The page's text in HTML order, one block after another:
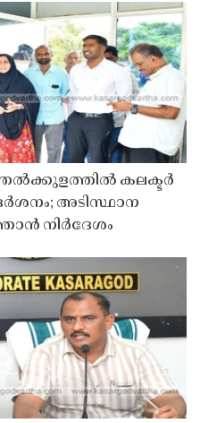
കലക്ടർ
അടിസ്ഥാന
നിർദേശം